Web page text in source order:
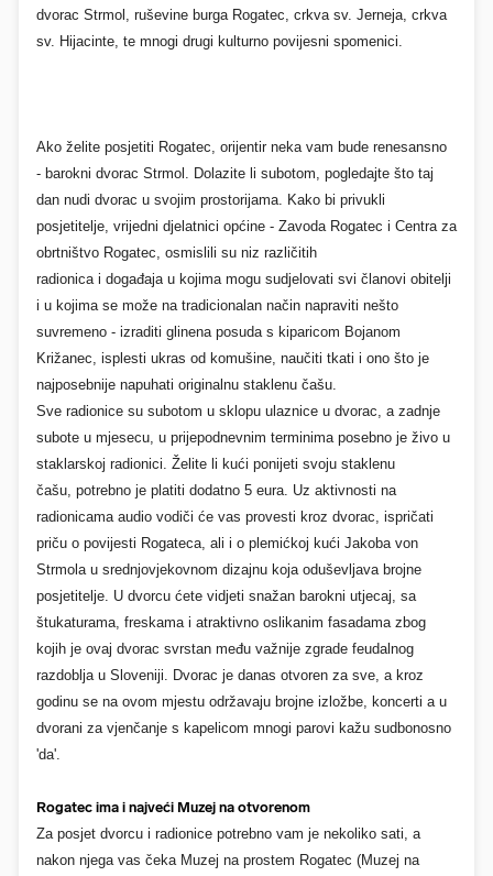
dvorac Strmol, ruševine burga Rogatec, crkva sv. Jerneja, crkva
sv. Hijacinte, te mnogi drugi kulturno povijesni spomenici.
Ako želite posjetiti Rogatec, orijentir neka vam bude renesansno
- barokni dvorac Strmol. Dolazite li subotom, pogledajte što taj
dan nudi dvorac u svojim prostorijama. Kako bi privukli
posjetitelje, vrijedni djelatnici općine - Zavoda Rogatec i Centra za
obrtništvo Rogatec, osmislili su niz različitih
radionica i događaja u kojima mogu sudjelovati svi članovi obitelji
i u kojima se može na tradicionalan način napraviti nešto
suvremeno - izraditi glinena posuda s kiparicom Bojanom
Križanec, isplesti ukras od komušine, naučiti tkati i ono što je
najposebnije napuhati originalnu staklenu čašu.
Sve radionice su subotom u sklopu ulaznice u dvorac, a zadnje
subote u mjesecu, u prijepodnevnim terminima posebno je živo u
staklarskoj radionici. Želite li kući ponijeti svoju staklenu
čašu potrebno je platiti dodatno 5 eura. Uz aktivnosti na
radionicama audio vodiči će vas provesti kroz dvorac, ispričati
priču o povijesti Rogateca, ali i o plemićkoj kući Jakoba von
Strmola u srednjovjekovnom dizajnu koja oduševljava brojne
posjetitelje. U dvorcu ćete vidjeti snažan barokni utjecaj, sa
štukaturama, freskama i atraktivno oslikanim fasadama zbog
kojih je ovaj dvorac svrstan među važnije zgrade feudalnog
razdoblja u Sloveniji. Dvorac je danas otvoren za sve, a kroz
godinu se na ovom mjestu održavaju brojne izložbe, koncerti a u
dvorani za vjenčanje s kapelicom mnogi parovi kažu sudbonosno
'da'.
Rogatec ima i najveći Muzej na otvorenom
Za posjet dvorcu i radionice potrebno vam je nekoliko sati, a
nakon njega vas čeka Muzej na prostem Rogatec (Muzej na